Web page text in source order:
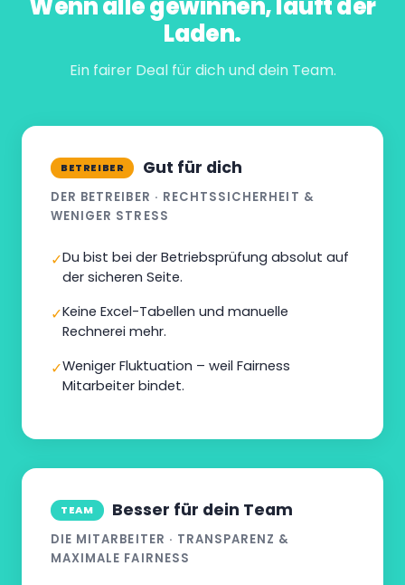
Laden.
Ein fairer Deal für dich und dein Team.
BETREIBER Gut für dich
DER BETREIBER · RECHTSSICHERHEIT &
WENIGER STRESS
✓Du bist bei der Betriebsprüfung absolut auf
der sicheren Seite.
✓Keine Excel-Tabellen und manuelle
Rechnerei mehr.
✓Weniger Fluktuation – weil Fairness
Mitarbeiter bindet.
TEAM Besser für dein Team
DIE MITARBEITER · TRANSPARENZ &
MAXIMALE FAIRNESS